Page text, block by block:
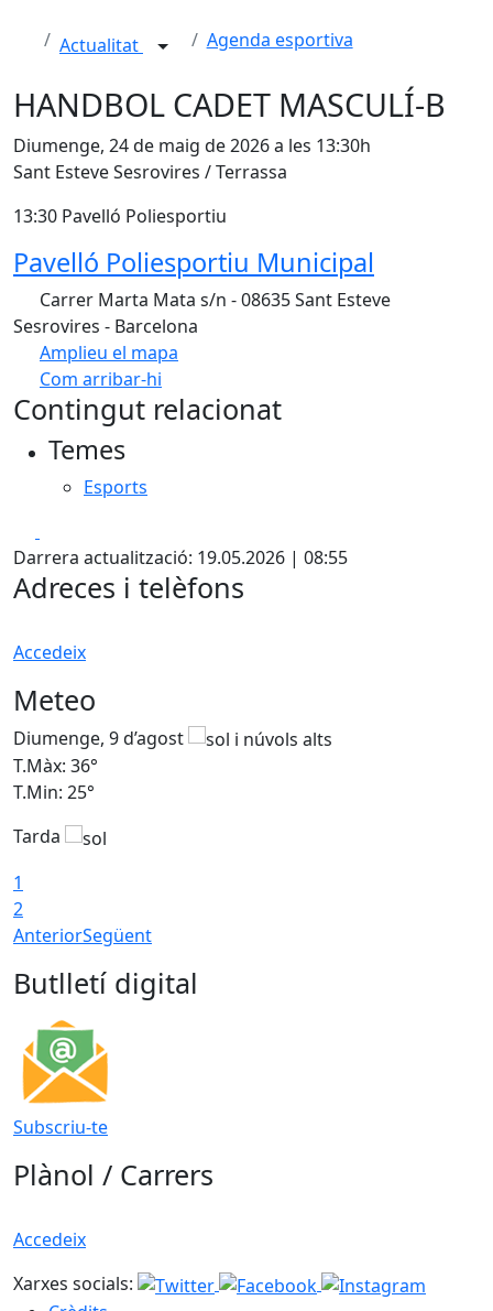
Actualitat Agenda esportiva
HANDBOL CADET MASCULÍ-B
Diumenge, 24 de maig de 2026 a les 13:30h
Sant Esteve Sesrovires / Terrassa
13:30 Pavelló Poliesportiu
Pavelló Poliesportiu Municipal
Carrer Marta Mata s/n - 08635 Sant Esteve
Sesrovires - Barcelona
Amplieu el mapa
Com arribar-hi
+
Contingut relacionat
Temes
Esports
Darrera actualització: 19.05.2026 | 08:55
Adreces i telèfons
Accedeix
Meteo
Diumenge, 9 d’agost
T.Màx: 36°
T.Min: 25°
Tarda
1
2
AnteriorSegüent
Butlletí digital
Subscriu-te
Plànol / Carrers
Accedeix
Xarxes socials: